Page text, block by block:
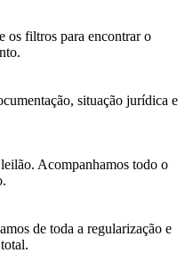
os filtros para encontrar o
situação jurídica e
Acompanhamos todo o
de toda a regularização e